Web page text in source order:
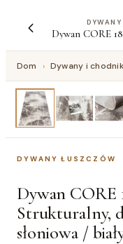
Dom › Dywany i
DYWANY ŁUSZCZÓW
Dywan CORE
Strukturalny,
słoniowa /